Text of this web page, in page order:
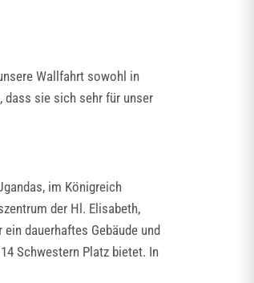
Wallfahrt sowohl in
dass sie sich sehr für unser
im Königreich
der Hl. Elisabeth,
dauerhaftes Gebäude und
Schwestern Platz bietet. In